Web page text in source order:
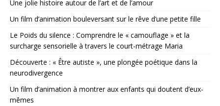
Une jolie histoire autour de l’art et de l’amour
Un film d’animation bouleversant sur le rêve d’une petite fille
Le Poids du silence : Comprendre le « camouflage » et la
surcharge sensorielle à travers le court-métrage Maria
Découverte : « Être autiste », une plongée poétique dans la
neurodivergence
Un film d’animation à montrer aux enfants qui doutent d’eux-
mêmes